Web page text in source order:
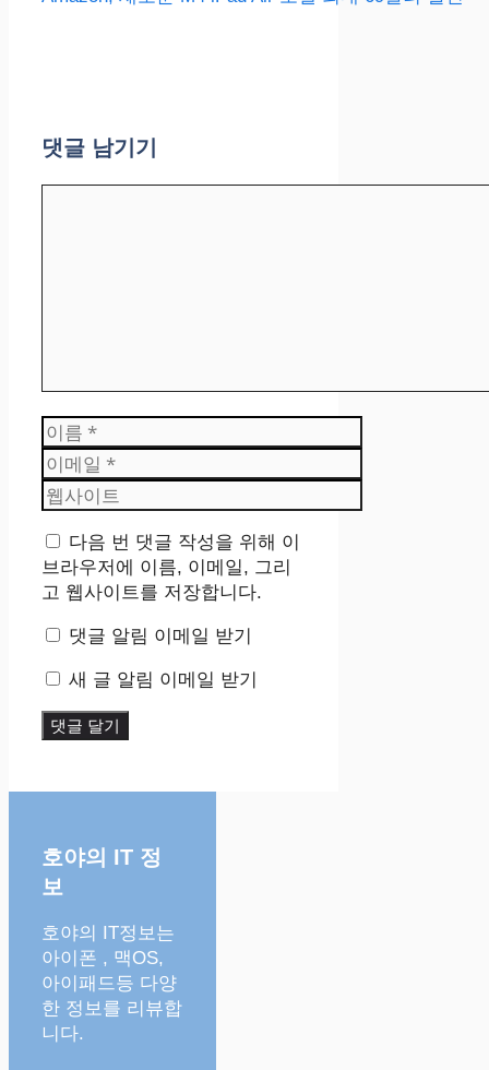
댓글 남기기
이
름
이
메
일
웹
사
이
트
다음 번 댓글 작성을 위해 이
브라우저에 이름, 이메일, 그리
고 웹사이트를 저장합니다.
댓글 알림 이메일 받기
새 글 알림 이메일 받기
호야의 IT 정
보
호야의 IT정보는
아이폰 , 맥OS,
아이패드등 다양
한 정보를 리뷰합
니다.